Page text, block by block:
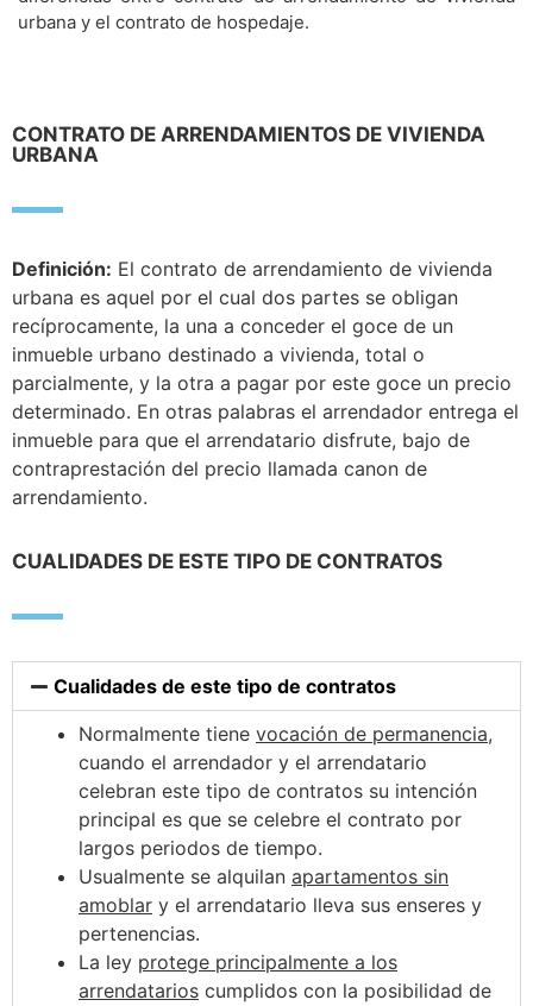
urbana y el contrato de hospedaje.
CONTRATO DE ARRENDAMIENTOS DE VIVIENDA
URBANA
Definición: El contrato de arrendamiento de vivienda
urbana es aquel por el cual dos partes se obligan
recíprocamente, la una a conceder el goce de un
inmueble urbano destinado a vivienda, total o
parcialmente, y la otra a pagar por este goce un precio
determinado. En otras palabras el arrendador entrega el
inmueble para que el arrendatario disfrute, bajo de
contraprestación del precio llamada canon de
arrendamiento.
CUALIDADES DE ESTE TIPO DE CONTRATOS
Cualidades de este tipo de contratos
Normalmente tiene vocación de permanencia,
cuando el arrendador y el arrendatario
celebran este tipo de contratos su intención
principal es que se celebre el contrato por
largos periodos de tiempo.
Usualmente se alquilan apartamentos sin
amoblar y el arrendatario lleva sus enseres y
pertenencias.
La ley protege principalmente a los
arrendatarios cumplidos con la posibilidad de